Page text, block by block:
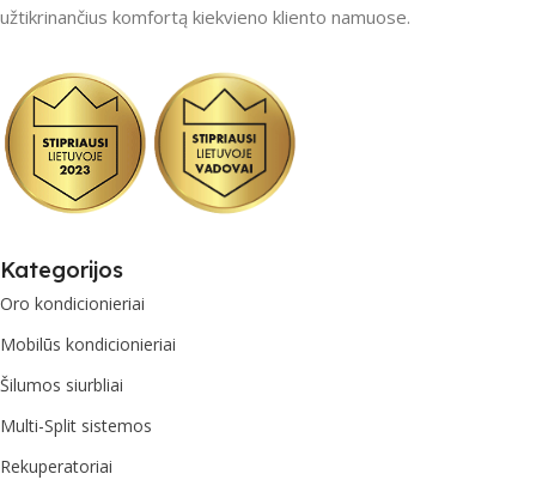
užtikrinančius komfortą kiekvieno kliento namuose.
Kategorijos
Oro kondicionieriai
Mobilūs kondicionieriai
Šilumos siurbliai
Multi-Split sistemos
Rekuperatoriai